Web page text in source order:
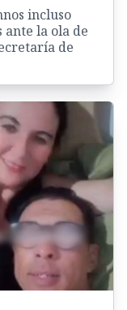
incluso
ante la ola de
de